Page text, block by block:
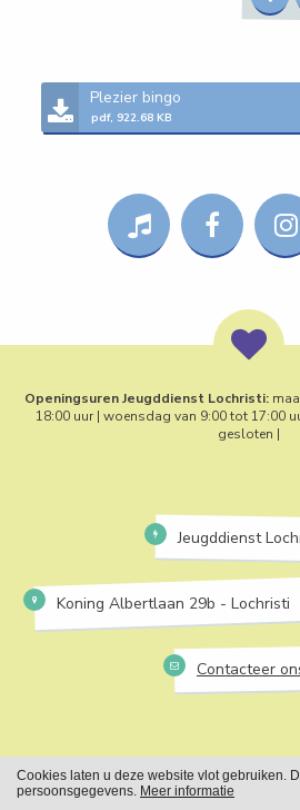
Plezier bingo
pdf, 922.68 KB
Openingsuren Jeugddienst Lochristi:
18:00 uur | woensdag van 9:00 tot 17:00
gesloten |
Jeugddienst
Koning Albertlaan 29b - Lochristi
Contacteer
Cookies
Cookies laten u deze website vlot gebruiken.
persoonsgegevens. Meer informatie